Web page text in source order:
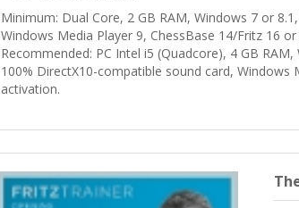
Minimum: Dual Core, 2 GB RAM, Windows 7 or
Windows Media Player 9, ChessBase 14/Fritz 16
Recommended: PC Intel i5 (Quadcore), 4 GB
100% DirectX10-compatible sound card,
activation.